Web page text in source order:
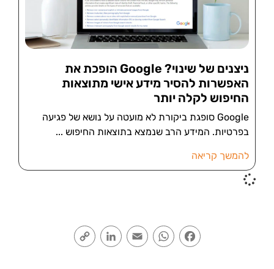
ניצנים של שינוי? Google הופכת את
האפשרות להסיר מידע אישי מתוצאות
החיפוש לקלה יותר
Google סופגת ביקורת לא מועטה על נושא של פגיעה
בפרטיות. המידע הרב שנמצא בתוצאות החיפוש
להמשך קריאה
Facebook
WhatsApp
Email
LinkedIn